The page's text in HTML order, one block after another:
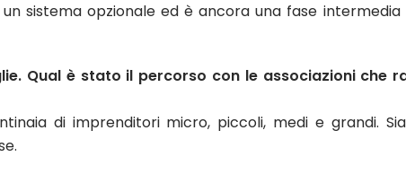
sistema opzionale ed è ancora una fase
Qual è stato il percorso con le associazioni che
di imprenditori micro, piccoli, medi e grandi.